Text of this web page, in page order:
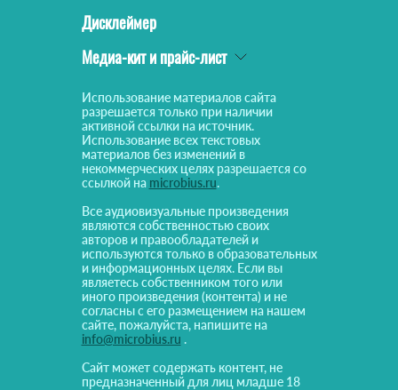
Дисклеймер
Медиа-кит и прайс-лист
Использование материалов сайта
разрешается только при наличии
активной ссылки на источник.
Использование всех текстовых
материалов без изменений в
некоммерческих целях разрешается со
ссылкой на microbius.ru.
Все аудиовизуальные произведения
являются собственностью своих
авторов и правообладателей и
используются только в образовательных
и информационных целях. Если вы
являетесь собственником того или
иного произведения (контента) и не
согласны с его размещением на нашем
сайте, пожалуйста, напишите на
info@microbius.ru .
Сайт может содержать контент, не
предназначенный для лиц младше 18